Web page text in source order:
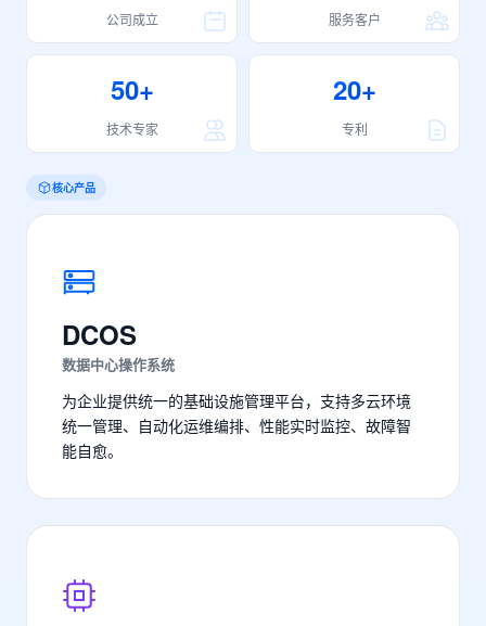
公司成立 服务客户
50+
技术专家
20+
专利
核心产品
DCOS
数据中心操作系统
为企业提供统一的基础设施管理平台，支持多云环境
统一管理、自动化运维编排、性能实时监控、故障智
能自愈。